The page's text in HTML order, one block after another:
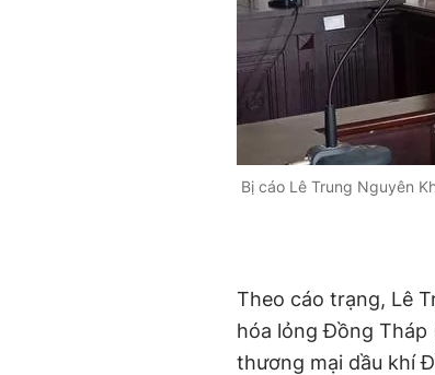
Bị cáo Lê Trung Nguyên
Theo cáo trạng, Lê
hóa lỏng Đồng Tháp
thương mại dầu khí